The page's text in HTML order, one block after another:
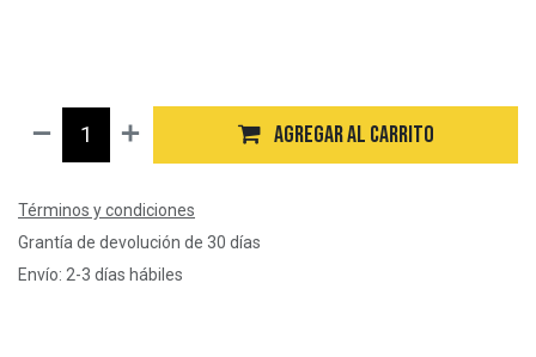
Agregar al carrito
Términos y condiciones
Grantía de devolución de 30 días
Envío: 2-3 días hábiles